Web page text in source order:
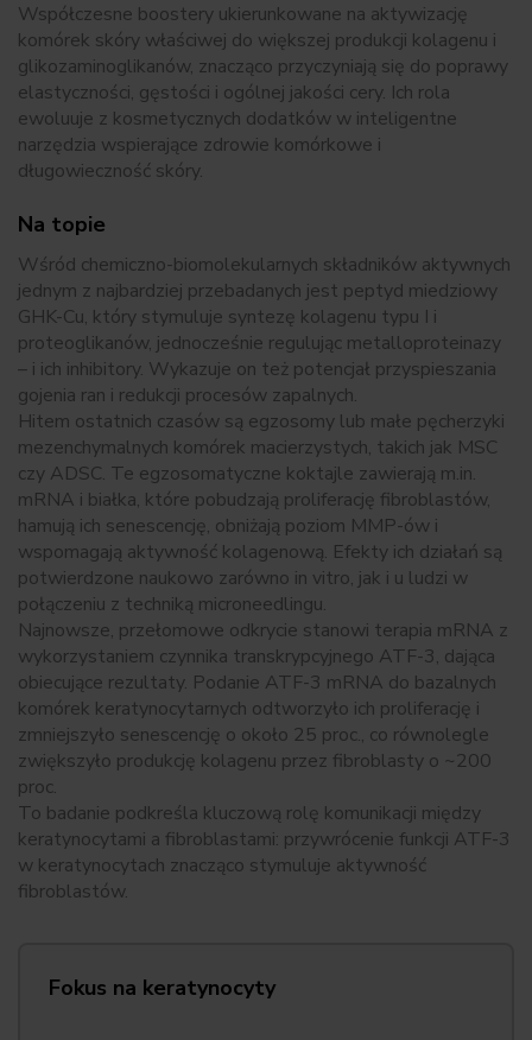
Współczesne boostery ukierunkowane na aktywizację
komórek skóry właściwej do większej produkcji kolagenu i
glikozaminoglikanów, znacząco przyczyniają się do poprawy
elastyczności, gęstości i ogólnej jakości cery. Ich rola
ewoluuje z kosmetycznych dodatków w inteligentne
narzędzia wspierające zdrowie komórkowe i
długowieczność skóry.
Na topie
Wśród chemiczno-biomolekularnych składników aktywnych
jednym z najbardziej przebadanych jest peptyd miedziowy
GHK-Cu, który stymuluje syntezę kolagenu typu I i
proteoglikanów, jednocześnie regulując metalloproteinazy
– i ich inhibitory. Wykazuje on też potencjał przyspieszania
gojenia ran i redukcji procesów zapalnych.
Hitem ostatnich czasów są egzosomy lub małe pęcherzyki
mezenchymalnych komórek macierzystych, takich jak MSC
czy ADSC. Te egzosomatyczne koktajle zawierają m.in.
mRNA i białka, które pobudzają proliferację fibroblastów,
hamują ich senescencję, obniżają poziom MMP-ów i
wspomagają aktywność kolagenową. Efekty ich działań są
potwierdzone naukowo zarówno in vitro, jak i u ludzi w
połączeniu z techniką microneedlingu.
Najnowsze, przełomowe odkrycie stanowi terapia mRNA z
wykorzystaniem czynnika transkrypcyjnego ATF-3, dająca
obiecujące rezultaty. Podanie ATF-3 mRNA do bazalnych
komórek keratynocytarnych odtworzyło ich proliferację i
zmniejszyło senescencję o około 25 proc., co równolegle
zwiększyło produkcję kolagenu przez fibroblasty o ~200
proc.
To badanie podkreśla kluczową rolę komunikacji między
keratynocytami a fibroblastami: przywrócenie funkcji ATF-3
w keratynocytach znacząco stymuluje aktywność
fibroblastów.
Fokus na keratynocyty